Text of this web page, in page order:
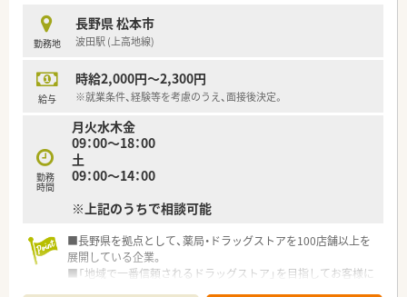
勤務地
長野県 松本市
波田駅 (上高地線)
給与
時給2,000円～2,300円
※就業条件、経験等を考慮のうえ、面接後決定。
勤務
時間
月火水木金
09：00～18：00
土
09：00～14：00
※上記のうちで相談可能
■長野県を拠点として、薬局・ドラッグストアを100店舗以上を
展開している企業。
■「地域で一番信頼されるドラッグストア」を目指してお客様に